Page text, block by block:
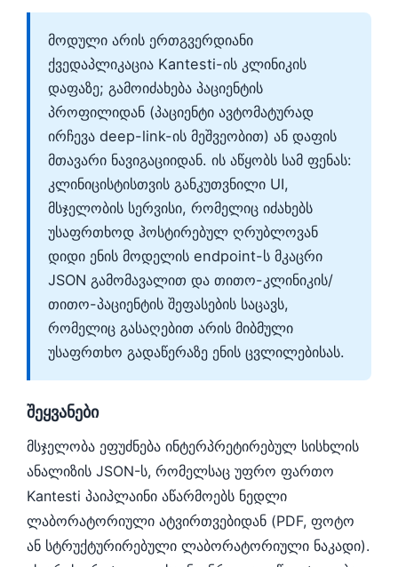
მოდული არის ერთგვერდიანი
ქვედაპლიკაცია Kantesti-ის კლინიკის
დაფაზე; გამოიძახება პაციენტის
პროფილიდან (პაციენტი ავტომატურად
ირჩევა deep-link-ის მეშვეობით) ან დაფის
მთავარი ნავიგაციიდან. ის აწყობს სამ ფენას:
კლინიცისტისთვის განკუთვნილი UI,
მსჯელობის სერვისი, რომელიც იძახებს
უსაფრთხოდ ჰოსტირებულ ღრუბლოვან
დიდი ენის მოდელის endpoint-ს მკაცრი
JSON გამომავალით და თითო-კლინიკის/
თითო-პაციენტის შეფასების საცავს,
რომელიც გასაღებით არის მიბმული
უსაფრთხო გადაწერაზე ენის ცვლილებისას.
შეყვანები
მსჯელობა ეფუძნება ინტერპრეტირებულ სისხლის
ანალიზის JSON-ს, რომელსაც უფრო ფართო
Kantesti პაიპლაინი აწარმოებს ნედლი
ლაბორატორიული ატვირთვებიდან (PDF, ფოტო
ან სტრუქტურირებული ლაბორატორიული ნაკადი).
ಕನ್ನಡ
മലയാളം
Bahasa Melayu
Tiếng Việt
Tagalog
ไทย
ဗမာစာ
ភាសាខ្មែរ
Kiswahili
አማርኛ
Українська
O‘zbekcha
Català
Қазақ тілі
Suomi
Hrvatski
Slovenčina
كوردی‎